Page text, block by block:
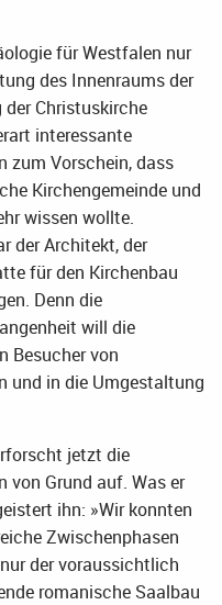
für Westfalen nur
des Innenraums der
Christuskirche
interessante
zum Vorschein, dass
Kirchengemeinde und
wissen wollte.
der Architekt, der
für den Kirchenbau
Denn die
will die
Besucher von
und in die Umgestaltung
jetzt die
von Grund auf. Was er
ihn: »Wir konnten
Zwischenphasen
der voraussichtlich
romanische Saalbau